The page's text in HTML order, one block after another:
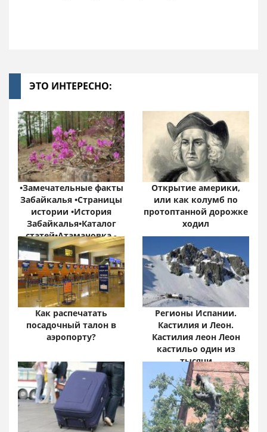
ЭТО ИНТЕРЕСНО:
•Замечательные факты
Забайкалья •Страницы
истории •История
Забайкалья•Каталог
статей•Атамановка -
Онлайн•
Забайкальский край:
цифры и факты
Открытие америки,
или как колумб по
протоптанной дорожке
ходил
Как распечатать
посадочный талон в
аэропорту?
Регионы Испании.
Кастилия и Леон.
Кастилия леон Леон
кастильо один из
тысячи